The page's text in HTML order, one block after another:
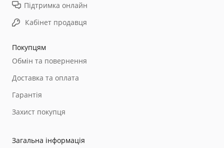
Покупцям
Обмін та повернення
Доставка та оплата
Гарантія
Захист покупця
Загальна інформація
Підтримка онлайн
Кабінет продавця